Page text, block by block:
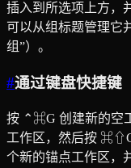
插入到所选项上方，
可以从组标题管理它
组”）。
#通过键盘快捷键
按 ⌃⌘G 创建新的空
工作区，然后按
个新的锚点工作区，